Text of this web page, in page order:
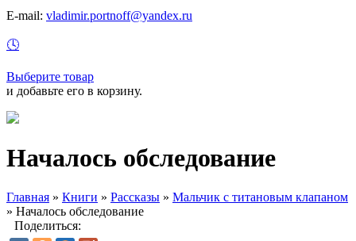
E-mail: vladimir.portnoff@yandex.ru
🕓
Выберите товар
и добавьте его в корзину.
Началось обследование
Главная » Книги » Рассказы » Мальчик с титановым клапаном
» Началось обследование
Поделиться: